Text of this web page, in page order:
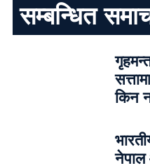
सम्बन्धित
किन